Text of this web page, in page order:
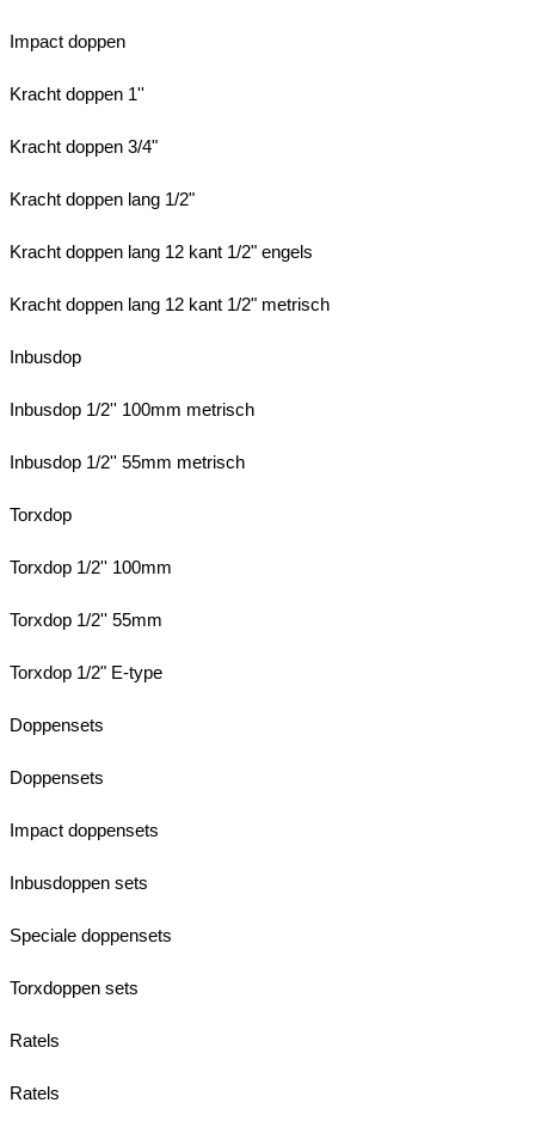
Impact doppen
Kracht doppen 1''
Kracht doppen 3/4"
Kracht doppen lang 1/2"
Kracht doppen lang 12 kant 1/2" engels
Kracht doppen lang 12 kant 1/2" metrisch
Inbusdop
Inbusdop 1/2'' 100mm metrisch
Inbusdop 1/2'' 55mm metrisch
Torxdop
Torxdop 1/2'' 100mm
Torxdop 1/2'' 55mm
Torxdop 1/2" E-type
Doppensets
Doppensets
Impact doppensets
Inbusdoppen sets
Speciale doppensets
Torxdoppen sets
Ratels
Ratels